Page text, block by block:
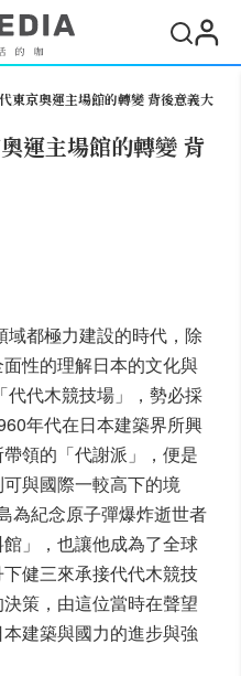
東京奧運主場館的轉變 背後意義大
運主場館的轉變 背
都極力建設的時代，除
性的理解日本的文化與
代木競技場」，勢必採
年代在日本建築界所興
領的「代謝派」，便是
與國際一較高下的境
為紀念原子彈爆炸逝世者
」，也讓他成為了全球
健三來承接代代木競技
策，由這位當時在聲望
建築與國力的進步與強